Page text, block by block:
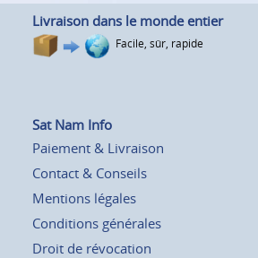
Livraison dans le monde entier
Facile, sûr, rapide
Sat Nam Info
Paiement & Livraison
Contact & Conseils
Mentions légales
Conditions générales
Droit de révocation